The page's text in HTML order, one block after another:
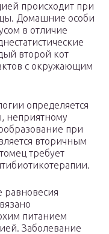
происходит при
Домашние особи
в отличие
второй кот
с окружающим
определяется
неприятному
при
вторичным
требует
питанием
Заболевание